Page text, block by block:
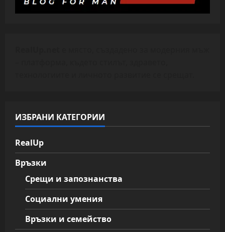
ИЗБРАНИ КАТЕГОРИИ
RealUp
Връзки
Срещи и запознанства
Социални умения
Връзки и семейство